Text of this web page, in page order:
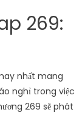
269:
nhất mang
nghỉ trong việc
269 sẽ phát